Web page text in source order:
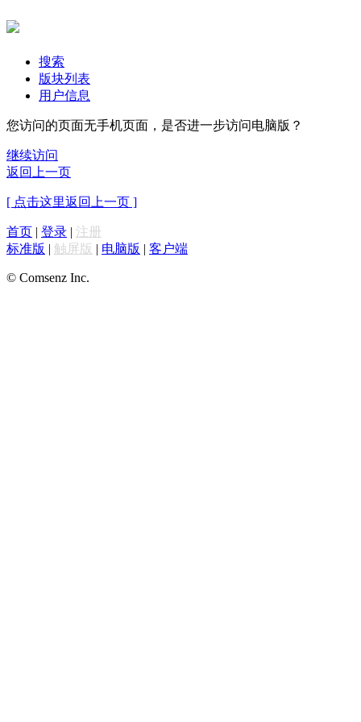
搜索
版块列表
用户信息
您访问的页面无手机页面，是否进一步访问电脑版？
继续访问
返回上一页
[ 点击这里返回上一页 ]
首页 | 登录 | 注册
标准版 | 触屏版 | 电脑版 | 客户端
© Comsenz Inc.